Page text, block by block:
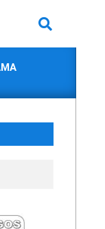
Buscar